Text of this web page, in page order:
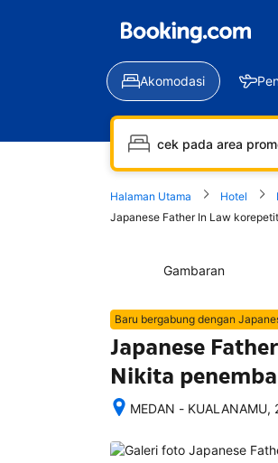
Akomodasi
Halaman Utama Hotel
Japanese Father In Law
Gambaran
Baru bergabung dengan
Japanese
Nikita
MEDAN -
memesan,